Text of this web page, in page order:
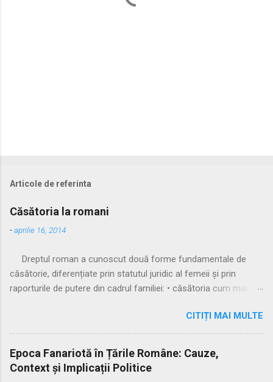
Articole de referinta
Căsătoria la romani
-aprilie 16, 2014
Dreptul roman a cunoscut două forme fundamentale de
căsătorie, diferențiate prin statutul juridic al femeii și prin
raporturile de putere din cadrul familiei: • căsătoria cum manus
și practicată a fost căsătoria cu manus, prin care femeia
trecea sub autoritatea soțului, devenind parte a familiei
acestuia. Spre sfârșitul Republicii, tot mai multe femei au
început să evite această subordonare, trăind în uniuni
nelegitime. Pentru a limita fenomenul, romanii au recunoscut și
CITIȚI MAI MULTE
Epoca Fanariotă în Țările Române: Cauze,
Context și Implicații Politice